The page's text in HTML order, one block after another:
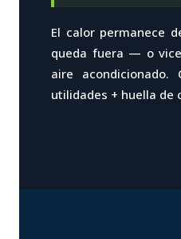
El calor permanece
queda fuera — o
aire
utilidades + huella de